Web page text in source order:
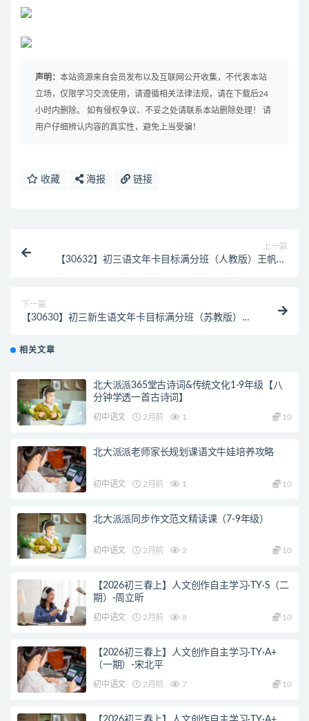
声明： 本站资源来自会员发布以及互联网公开收集，不代表本站
立场，仅限学习交流使用，请遵循相关法律法规，请在下载后24
小时内删除。 如有侵权争议、不妥之处请联系本站删除处理！ 请
用户仔细辨认内容的真实性，避免上当受骗！
收藏 海报 链接
上一篇
【30632】初三语文年卡目标满分班（人教版）王帆60
下一篇
【30630】初三新生语文年卡目标满分班（苏教版）【,
相关文章
北大派派365堂古诗词&传统文化1-9年级【八
分钟学透一首古诗词】
初中语文 2月前 1 10
北大派派老师家长规划课语文牛娃培养攻略
初中语文 2月前 1 10
北大派派同步作文范文精读课（7-9年级）
初中语文 2月前 2 10
【2026初三春上】人文创作自主学习·TY·S（二
期）-周立昕
初中语文 2月前 8 10
【2026初三春上】人文创作自主学习·TY·A+
（一期）-宋北平
初中语文 2月前 7 10